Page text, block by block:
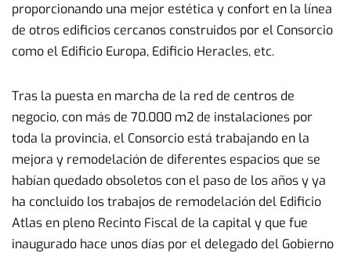
proporcionando una mejor estética y confort en la línea
de otros edificios cercanos construidos por el Consorcio
como el Edificio Europa, Edificio Heracles, etc.
Tras la puesta en marcha de la red de centros de
negocio, con más de 70.000 m2 de instalaciones por
toda la provincia, el Consorcio está trabajando en la
mejora y remodelación de diferentes espacios que se
habían quedado obsoletos con el paso de los años y ya
ha concluido los trabajos de remodelación del Edificio
Atlas en pleno Recinto Fiscal de la capital y que fue
inaugurado hace unos días por el delegado del Gobierno